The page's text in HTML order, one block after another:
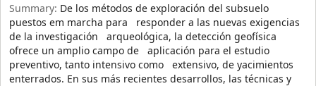
Summary: De los métodos de exploración del subsuelo
puestos em marcha para responder a las nuevas exigencias
de la investigación arqueológica, la detección geofísica
ofrece un amplio campo de aplicación para el estudio
preventivo, tanto intensivo como extensivo, de yacimientos
enterrados. En sus más recientes desarrollos, las técnicas y